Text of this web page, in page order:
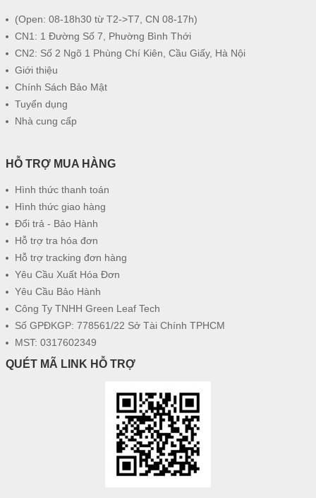
(Open: 08-18h30 từ T2->T7, CN 08-17h)
CN1: 1 Đường Số 7, Phường Bình Thới
CN2: Số 2 Ngõ 1 Phùng Chí Kiên, Cầu Giấy, Hà Nội
Giới thiệu
Chính Sách Bảo Mật
Tuyển dụng
Nhà cung cấp
HỖ TRỢ MUA HÀNG
Hình thức thanh toán
Hình thức giao hàng
Đổi trả - Bảo Hành
Hỗ trợ tra hóa đơn
Hỗ trợ tracking đơn hàng
Yêu Cầu Xuất Hóa Đơn
Yêu Cầu Bảo Hành
Công Ty TNHH Green Leaf Tech
Số GPĐKGP: 778561/22 Sở Tài Chính TPHCM
MST: 0317602349
QUÉT MÃ LINK HỖ TRỢ